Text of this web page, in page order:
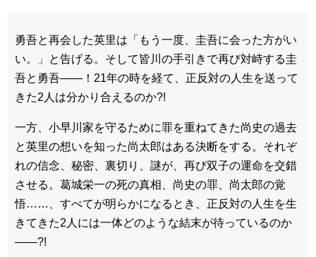
勇吾と再会した英里は「もう一度、圭吾に会った方がい
い。」と告げる。そして皆川の手引きで再び対峙する圭
吾と勇吾――！21年の時を経て、正反対の人生を送って
きた2人は分かり合えるのか?!
一方、小早川家を守るために罪を重ねてきた尚史の過去
と英里の想いを知った尚太郎はある決断をする。それぞ
れの信念、秘密、裏切り、謎が、再び双子の運命を交錯
させる。葛城栄一の死の真相、尚史の罪、尚太郎の覚
悟……、すべてが明らかになるとき、正反対の人生を生
きてきた2人には一体どのような結末が待っているのか
――?!